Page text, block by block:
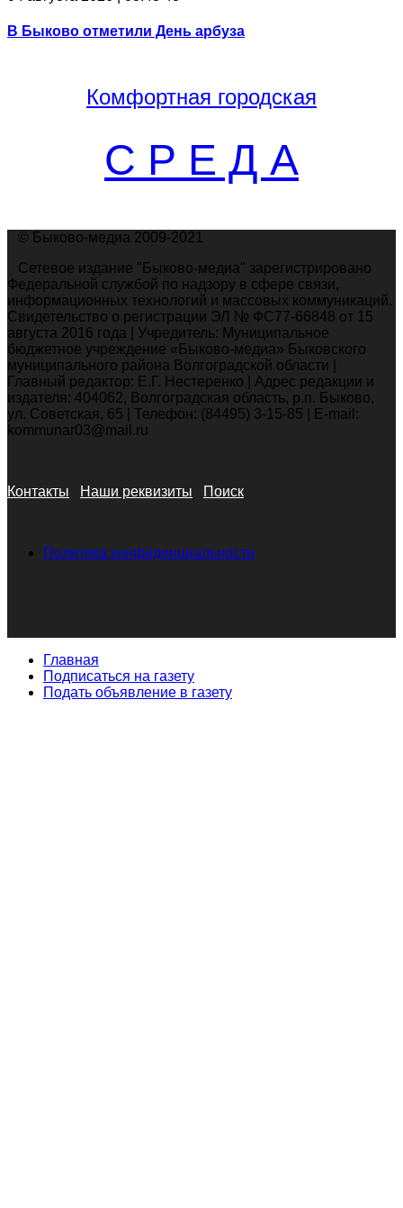
В Быково отметили День арбуза
Комфортная городская
С Р Е Д А
© Быково-медиа 2009-2021
Сетевое издание "Быково-медиа" зарегистрировано
Федеральной службой по надзору в сфере связи,
информационных технологий и массовых коммуникаций.
Свидетельство о регистрации ЭЛ № ФС77-66848 от 15
августа 2016 года | Учредитель: Муниципальное
бюджетное учреждение «Быково-медиа» Быковского
муниципального района Волгоградской области |
Главный редактор: Е.Г. Нестеренко | Адрес редакции и
издателя: 404062, Волгоградская область, р.п. Быково,
ул. Советская, 65 | Телефон: (84495) 3-15-85 | E-mail:
kommunar03@mail.ru
Контакты Наши реквизиты Поиск
Политика конфиденциальности
Главная
Подписаться на газету
Подать объявление в газету